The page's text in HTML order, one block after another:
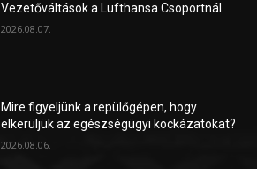
Vezetőváltások a Lufthansa Csoportnál
2026.08.07.
Mire figyeljünk a repülőgépen, hogy
elkerüljük az egészségügyi kockázatokat?
2026.08.06.